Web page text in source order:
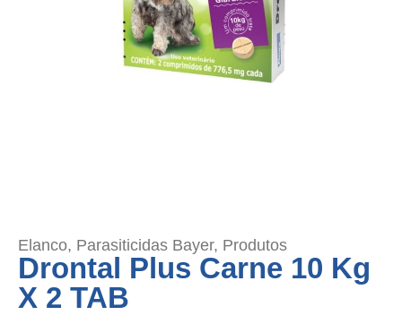
Elanco, Parasiticidas Bayer, Produtos
Drontal Plus Carne 10 Kg
X 2 TAB